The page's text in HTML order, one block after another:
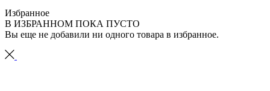
Избранное
В ИЗБРАННОМ ПОКА ПУСТО
Вы еще не добавили ни одного товара в избранное.